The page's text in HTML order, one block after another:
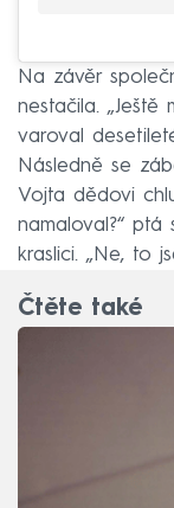
Na závěr
nestačila. „Ještě
varoval
Následně se
Vojta dědovi
namaloval?“
kraslici. „Ne, to
Čtěte také